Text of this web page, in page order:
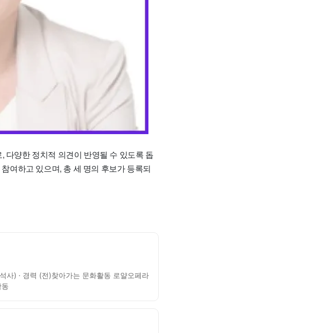
다양한 정치적 의견이 반영될 수 있도록 돕
여하고 있으며, 총 세 명의 후보가 등록되
사) · 경력 (전)찾아가는 문화활동 로얄오페라